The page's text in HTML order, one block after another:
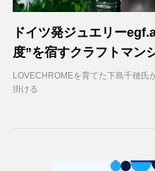
ドイツ発ジュエリー
度”を宿すクラフトマン
LOVECHROMEを育てた下島千穂氏
掛ける